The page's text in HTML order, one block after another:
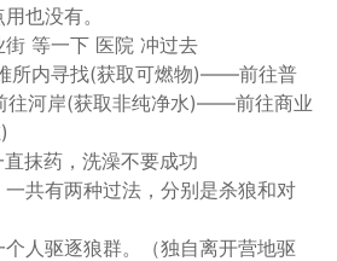
也没有。
等一下 医院 冲过去
所内寻找(获取可燃物)——前往普
河岸(获取非纯净水)——前往商业
抹药，洗澡不要成功
共有两种过法，分别是杀狼和对
人驱逐狼群。（独自离开营地驱